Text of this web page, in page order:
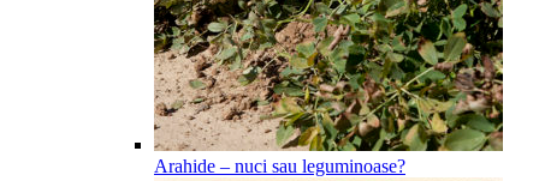
Arahide – nuci sau leguminoase?